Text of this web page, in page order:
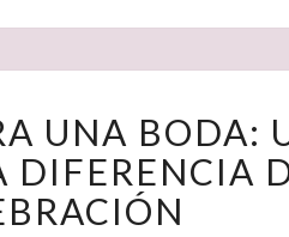
DE
GLOBOS
PARA
UNA
UNA BODA:
DIFERENCIA